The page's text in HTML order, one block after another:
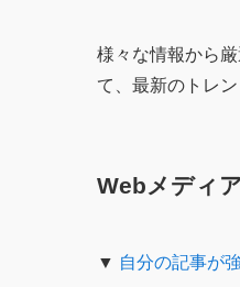
様々な情報から
て、最新のトレ
Webメディ
▼ 自分の記事が